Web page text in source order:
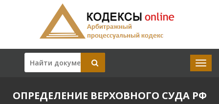
ОПРЕДЕЛЕНИЕ ВЕРХОВНОГО СУДА РФ